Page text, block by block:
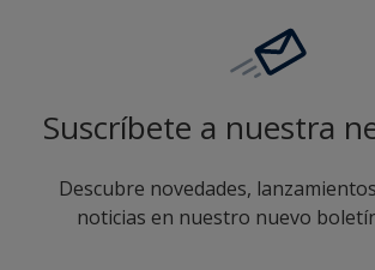
Suscríbete a nuestra
Descubre novedades,
noticias en nuestro nuevo